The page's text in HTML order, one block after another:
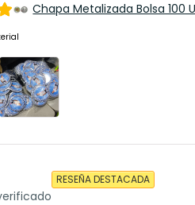
Chapa Metalizada Bolsa 100
RESEÑA DESTACADA